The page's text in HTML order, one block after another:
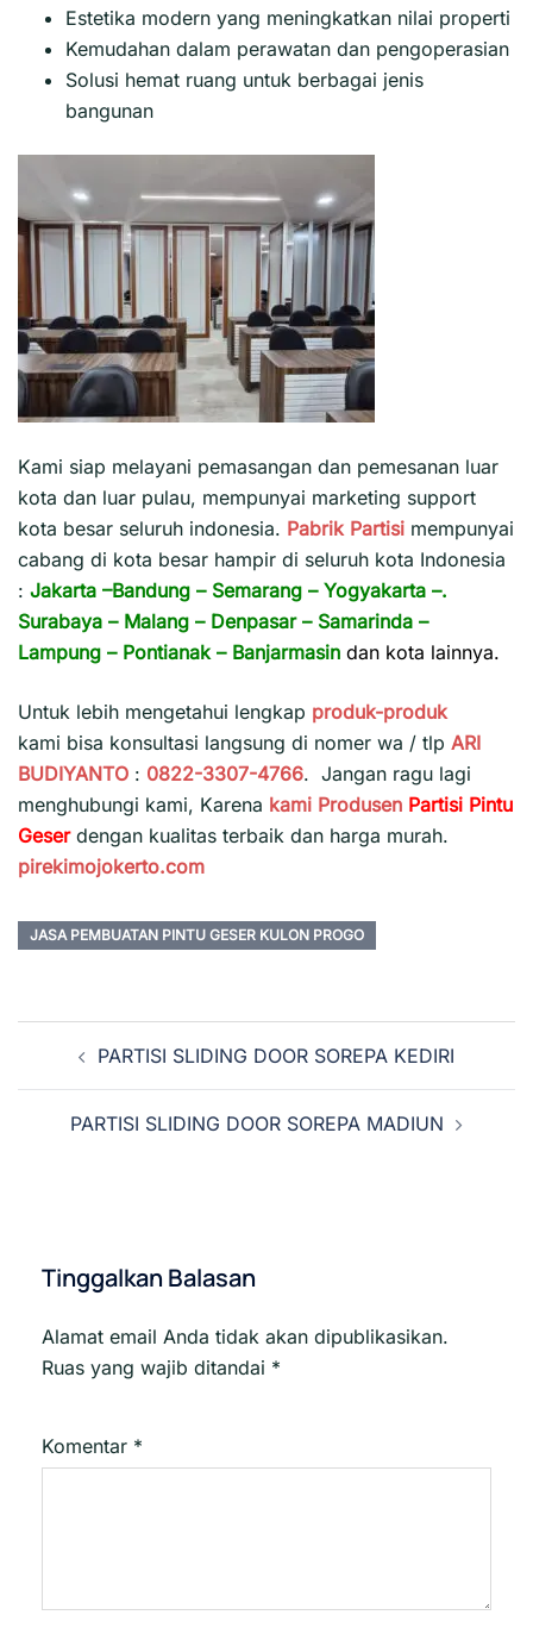
Estetika modern yang meningkatkan nilai properti
Kemudahan dalam perawatan dan pengoperasian
Solusi hemat ruang untuk berbagai jenis
bangunan
Kami siap melayani pemasangan dan pemesanan luar
kota dan luar pulau, mempunyai marketing support
kota besar seluruh indonesia. Pabrik Partisi mempunyai
cabang di kota besar hampir di seluruh kota Indonesia
: Jakarta –Bandung – Semarang – Yogyakarta –.
Surabaya – Malang – Denpasar– Samarinda –
Lampung – Pontianak – Banjarmasin dan kota lainnya.
Untuk lebih mengetahui lengkap produk-produk
kami bisa konsultasi langsung di nomer wa / tlp ARI
BUDIYANTO : 0822-3307-4766. Jangan ragu lagi
menghubungi kami, Karena kami Produsen Partisi Pintu
Geser dengan kualitas terbaik dan harga murah.
pirekimojokerto.com
JASA PEMBUATAN PINTU GESER KULON PROGO
Navigasi
TulisanPARTISI SLIDING DOOR SOREPA KEDIRI
PARTISI SLIDING DOOR SOREPA MADIUN
Tinggalkan Balasan
Alamat email Anda tidak akan dipublikasikan.
Ruas yang wajib ditandai *
Komentar *